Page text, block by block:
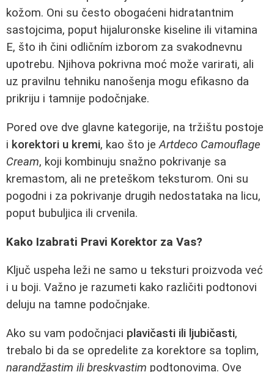
kožom. Oni su često obogaćeni hidratantnim
sastojcima, poput hijaluronske kiseline ili vitamina
E, što ih čini odličním izborom za svakodnevnu
upotrebu. Njihova pokrivna moć može varirati, ali
uz pravilnu tehniku nanošenja mogu efikasno da
prikriju i tamnije podočnjake.
Pored ove dve glavne kategorije, na tržištu postoje
i korektori u kremi, kao što jeArtdeco Camouflage
Cream, koji kombinuju snažno pokrivanje sa
kremastom, ali ne preteškom teksturom. Oni su
pogodni i za pokrivanje drugih nedostataka na licu,
poput bubuljica ili crvenila.
Kako Izabrati Pravi Korektor za Vas?
Ključ uspeha leži ne samo u teksturi proizvoda već
i u boji. Važno je razumeti kako različiti podtonovi
deluju na tamne podočnjake.
Ako su vam podočnjaci plavičasti ili ljubičasti,
trebalo bi da se opredelite za korektore sa toplim,
narandžastim ili breskvastim podtonovima. Ove